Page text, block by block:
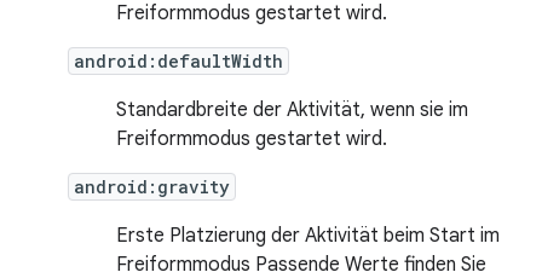
Freiformmodus gestartet wird.
android:defaultWidth
Standardbreite der Aktivität, wenn sie im
Freiformmodus gestartet wird.
android:gravity
Erste Platzierung der Aktivität beim Start im
Freiformmodus Passende Werte finden Sie